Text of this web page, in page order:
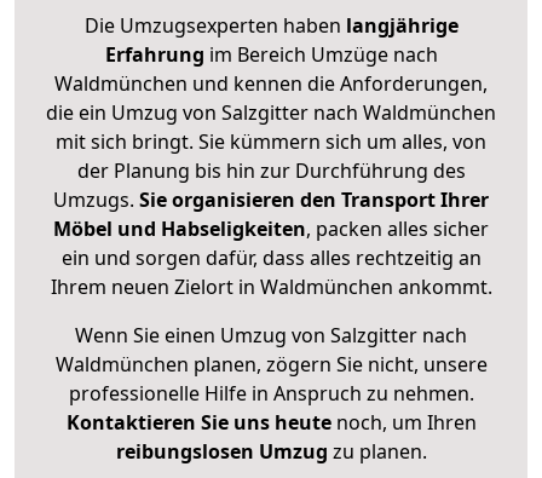
Die Umzugsexperten haben langjährige
Erfahrung im Bereich Umzüge nach
Waldmünchen und kennen die Anforderungen,
die ein Umzug von Salzgitter nach Waldmünchen
mit sich bringt. Sie kümmern sich um alles, von
der Planung bis hin zur Durchführung des
Umzugs. Sie organisieren den Transport Ihrer
Möbel und Habseligkeiten, packen alles sicher
ein und sorgen dafür, dass alles rechtzeitig an
Ihrem neuen Zielort in Waldmünchen ankommt.
Wenn Sie einen Umzug von Salzgitter nach
Waldmünchen planen, zögern Sie nicht, unsere
professionelle Hilfe in Anspruch zu nehmen.
Kontaktieren Sie uns heutenoch, um Ihren
reibungslosen Umzug zu planen.